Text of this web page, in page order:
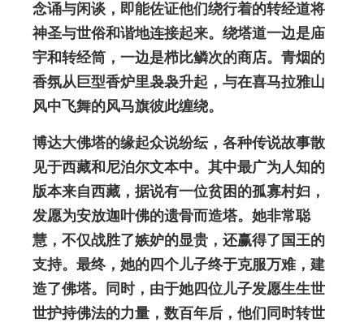
念诵与闲谈，即能佐证他们绕行着的转经道将
神圣与世俗和谐地连接起来。绕塔道一边是庙
宇和转经筒，一边是栉比鳞次的商店。青烟的
香氛从巨型香炉里袅袅升起，与在喜马拉雅山
风中飞舞的风马旗彼此缠绕。
博达大佛塔的缘起众说纷纭，各种传说故事散
见于西藏和尼泊尔文本中。其中最广为人知的
版本来自西藏，据说有一位贫困的孤寡村妇，
发愿为安放迦叶佛的遗骨而造塔。她非常聪
慧，不仅战胜了嫉妒的显贵，还赢得了国王的
支持。最终，她的四个儿子终于克服万难，建
造了佛塔。同时，由于她四位儿子发愿生生世
世护持佛法的力量，数百年后，他们同时转世